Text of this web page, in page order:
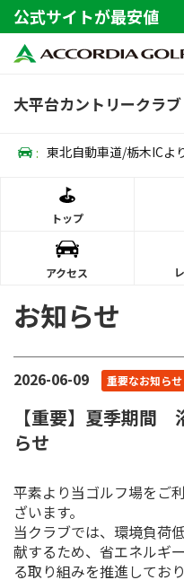
公式サイトが最安値
大平台カントリークラブ
: 東北自動車道/栃木ICよ
トップ
アクセス
お知らせ
2026-06-09 重要なお知らせ
【重要】夏季期間
らせ
平素より当ゴルフ場をご
ざいます。
当クラブでは、環境負荷
献するため、省エネルギ
る取り組みを推進してお